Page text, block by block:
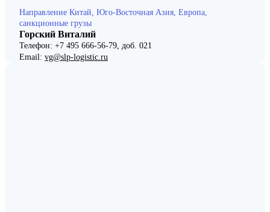
Направление Китай, Юго-Восточная Азия, Европа,
санкционные грузы
Горский Виталий
Телефон: +7 495 666-56-79, доб. 021
Email: vg@slp-logistic.ru